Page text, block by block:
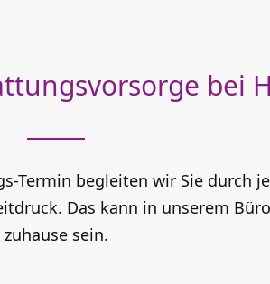
bei
Termin begleiten wir Sie durch
Das kann in unserem
zuhause sein.